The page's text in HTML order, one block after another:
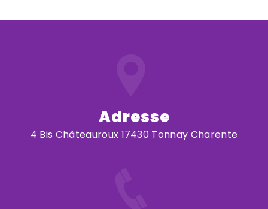
Adresse
4 Bis Châteauroux 17430 Tonnay Charente